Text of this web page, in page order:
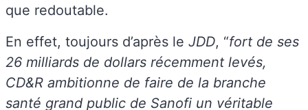
que redoutable.
En effet, toujours d’après le JDD, “fort de ses
26 milliards de dollars récemment levés,
CD&R ambitionne de faire de la branche
santé grand public de Sanofi un véritable